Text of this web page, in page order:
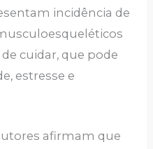
incidência de
cuidar, que pode
estresse e
afirmam que